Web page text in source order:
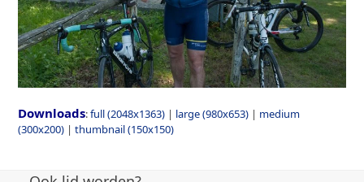
Downloads:full (2048x1363) | large (980x653) | medium
(300x200) |thumbnail (150x150)